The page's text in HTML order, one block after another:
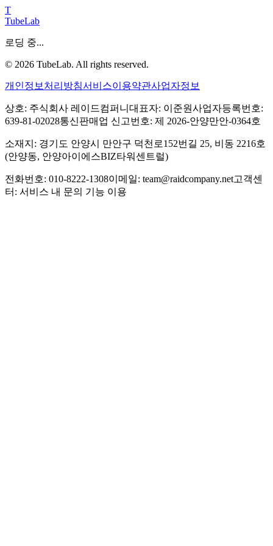
T
TubeLab
로딩 중...
© 2026 TubeLab. All rights reserved.
개인정보처리방침서비스이용약관사업자정보
상호: 주식회사 레이드컴퍼니 대표자: 이준원사업자등록번호:
639-81-02028통신판매업 신고번호: 제 2026-안양만안-0364호
소재지: 경기도 안양시 만안구 덕천로152번길 25, 비동 2216호
(안양동, 안양아이에스BIZ타워센트럴)
전화번호: 010-8222-1308이메일: team@raidcompany.net고객센
터: 서비스 내 문의 기능 이용